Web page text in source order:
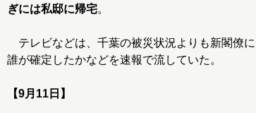
ぎには私邸に帰宅。
テレビなどは、千葉の被災状況よりも新閣僚に
誰が確定したかなどを速報で流していた。
【9月11日】